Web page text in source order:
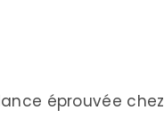
éprouvée chez